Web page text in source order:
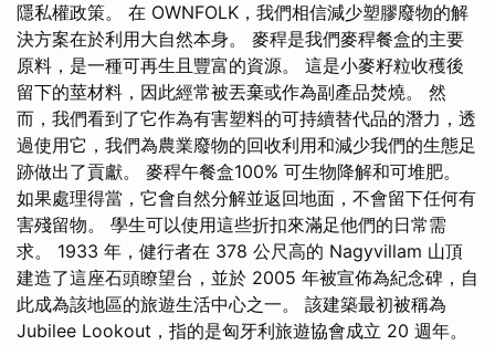
隱私權政策。 在 OWNFOLK，我們相信減少塑膠廢物的解
決方案在於利用大自然本身。 麥稈是我們麥稈餐盒的主要
原料，是一種可再生且豐富的資源。 這是小麥籽粒收穫後
留下的莖材料，因此經常被丟棄或作為副產品焚燒。 然
而，我們看到了它作為有害塑料的可持續替代品的潛力，透
過使用它，我們為農業廢物的回收利用和減少我們的生態足
跡做出了貢獻。 麥稈午餐盒100% 可生物降解和可堆肥。
如果處理得當，它會自然分解並返回地面，不會留下任何有
害殘留物。 學生可以使用這些折扣來滿足他們的日常需
求。 1933 年，健行者在 378 公尺高的 Nagyvillam 山頂
建造了這座石頭瞭望台，並於 2005 年被宣佈為紀念碑，自
此成為該地區的旅遊生活中心之一。 該建築最初被稱為
Jubilee Lookout，指的是匈牙利旅遊協會成立 20 週年。